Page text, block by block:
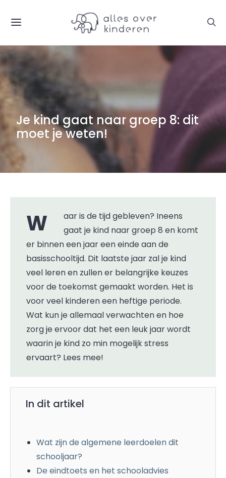
Je kind gaat naar groep 8: dit
moet je weten!
Waar is de tijd gebleven? Ineens
gaat je kind naar groep 8 en komt
er binnen een jaar een einde aan de
basisschooltijd. Dit laatste jaar zal je kind
veel leren en zullen er belangrijke keuzes
voor de toekomst gemaakt worden. Het is
voor veel kinderen een heftige periode.
Wat kun je allemaal verwachten en hoe
zorg je ervoor dat het een leuk jaar wordt
waarin je kind zo min mogelijk stress
ervaart? Lees mee!
In dit artikel
Wat zijn de algemene leerdoelen dit
schooljaar?
De eindtoets en het schooladvies